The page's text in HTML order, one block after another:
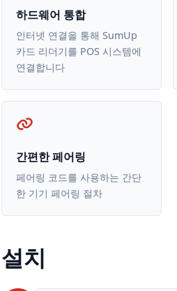
하드웨어 통합
인터넷 연결을 통해 SumUp
카드 리더기를 POS 시스템에
연결합니다
간편한 페어링
페어링 코드를 사용하는 간단
한 기기 페어링 절차
설치